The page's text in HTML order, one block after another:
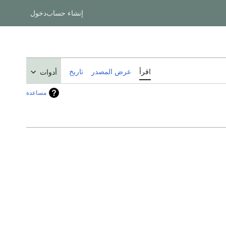
إنشاء حسابدخول
اقرأ عرض المصدر تاريخ أدوات
مساعدة